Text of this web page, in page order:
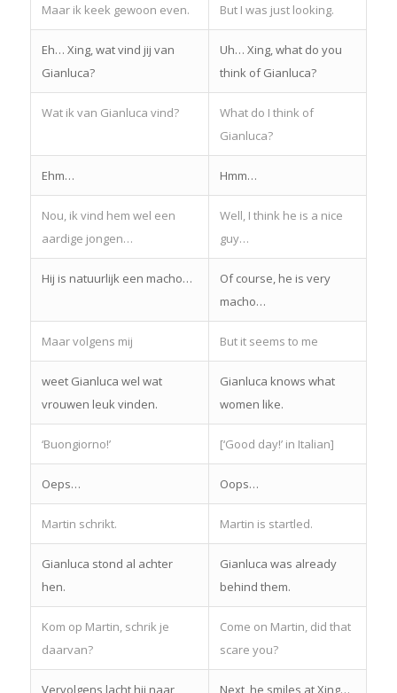
Maar ik keek gewoon even. But I was just looking.
Eh… Xing, wat vind jij van
Gianluca?
Uh… Xing, what do you
think of Gianluca?
Wat ik van Gianluca vind?
What do I think of
Gianluca?
Ehm… Hmm…
Nou, ik vind hem wel een
aardige jongen…
Well, I think he is a nice
guy…
Hij is natuurlijk een macho…
Of course, he is very
macho…
Maar volgens mij But it seems to me
weet Gianluca wel wat
vrouwen leuk vinden.
Gianluca knows what
women like.
‘Buongiorno!’ [‘Good day!’ in Italian]
Oeps… Oops…
Martin schrikt. Martin is startled.
Gianluca stond al achter
hen.
Gianluca was already
behind them.
Kom op Martin, schrik je
daarvan?
Come on Martin, did that
scare you?
Vervolgens lacht hij naar Next, he smiles at Xing…